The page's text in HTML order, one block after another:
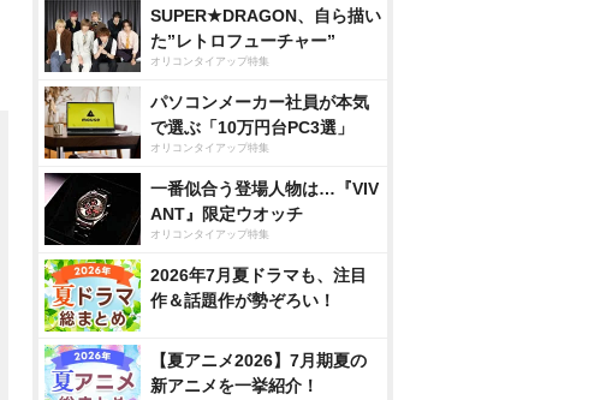
SUPER★DRAGON、自ら描い
た”レトロフューチャー”
オリコンタイアップ特集
パソコンメーカー社員が本気
で選ぶ「10万円台PC3選」
オリコンタイアップ特集
一番似合う登場人物は…『VIV
ANT』限定ウオッチ
オリコンタイアップ特集
2026年7月夏ドラマも、注目
作＆話題作が勢ぞろい！
【夏アニメ2026】7月期夏の
新アニメを一挙紹介！